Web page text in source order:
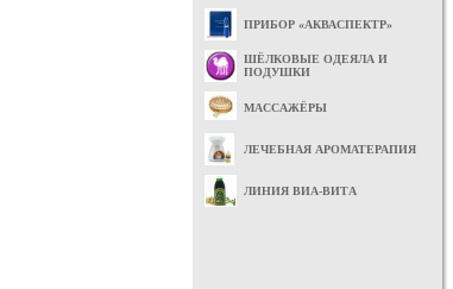
ПРИБОР «АКВАСПЕКТР»
ШЁЛКОВЫЕ ОДЕЯЛА И
ПОДУШКИ
МАССАЖЁРЫ
ЛЕЧЕБНАЯ АРОМАТЕРАПИЯ
ЛИНИЯ ВИА-ВИТА